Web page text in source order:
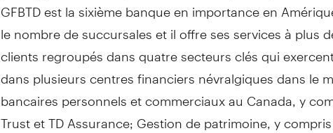
GFBTD est la sixième banque en importance en
le nombre de succursales et il offre ses services à plus
clients regroupés dans quatre secteurs clés qui
dans plusieurs centres financiers névralgiques dans le
bancaires personnels et commerciaux au Canada, y
Trust et TD Assurance; Gestion de patrimoine, y